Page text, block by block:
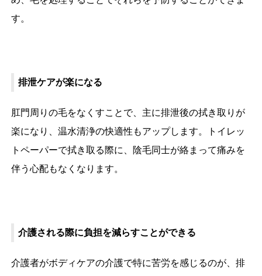
す。
排泄ケアが楽になる
肛門周りの毛をなくすことで、主に排泄後の拭き取りが
楽になり、温水清浄の快適性もアップします。トイレッ
トペーパーで拭き取る際に、陰毛同士が絡まって痛みを
伴う心配もなくなります。
介護される際に負担を減らすことができる
介護者がボディケアの介護で特に苦労を感じるのが、排